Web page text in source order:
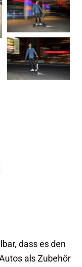
dass es den
als Zubehör